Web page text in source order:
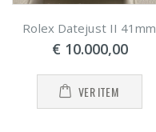
Rolex Datejust II 41mm
€ 10.000,00
VER ITEM